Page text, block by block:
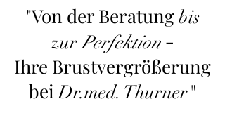
"Von der Beratung bis
zurPerfektion -
Ihre Brustvergrößerung
beiDr.med. Thurner"